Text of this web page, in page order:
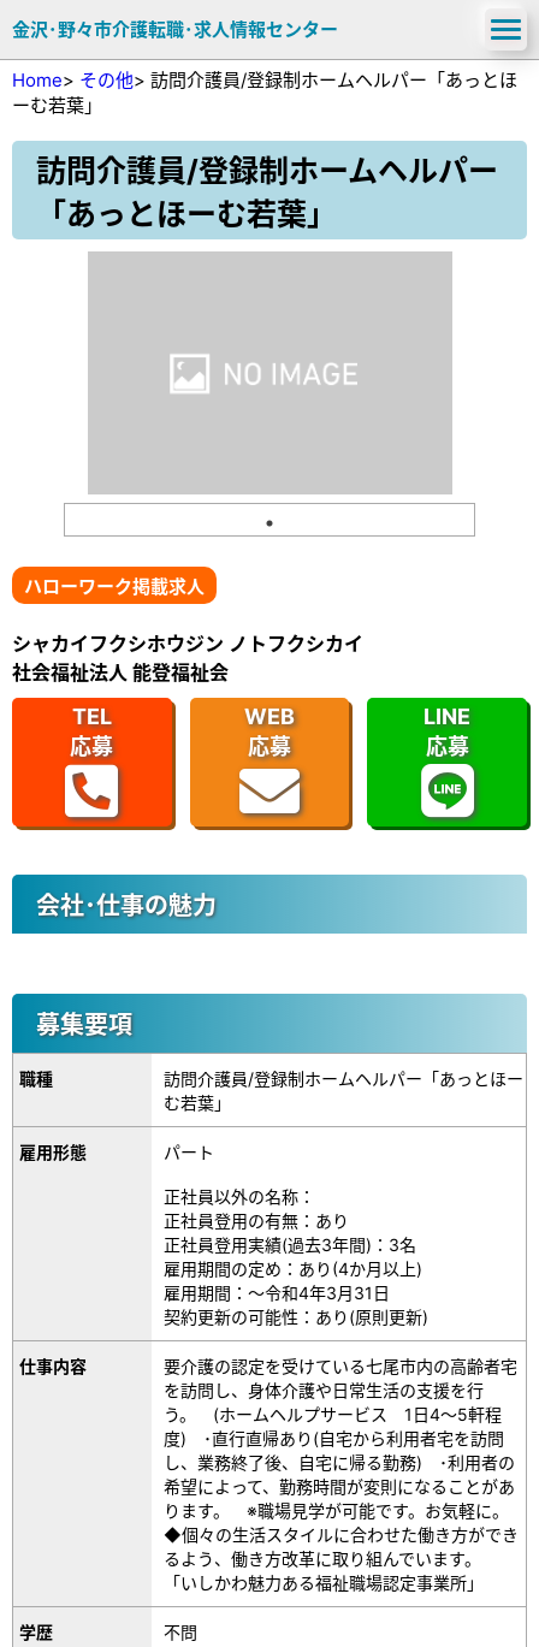
金沢･野々市介護転職･求人情報センター
Home> その他> 訪問介護員/登録制ホームヘルパー「あっとほ
ーむ若葉」
訪問介護員/登録制ホームヘルパー
「あっとほーむ若葉」
ハローワーク掲載求人
シャカイフクシホウジン ノトフクシカイ
社会福祉法人 能登福祉会
TEL
応募
WEB
応募
LINE
応募
会社･仕事の魅力
募集要項
職種
訪問介護員/登録制ホームヘルパー「あっとほー
む若葉」
雇用形態 パート
正社員以外の名称：
正社員登用の有無：あり
正社員登用実績(過去3年間)：3名
雇用期間の定め：あり(4か月以上)
雇用期間：～令和4年3月31日
契約更新の可能性：あり(原則更新)
仕事内容
要介護の認定を受けている七尾市内の高齢者宅
を訪問し、身体介護や日常生活の支援を行
う。 (ホームヘルプサービス 1日4～5軒程
度) ･直行直帰あり(自宅から利用者宅を訪問
し、業務終了後、自宅に帰る勤務) ･利用者の
希望によって、勤務時間が変則になることがあ
ります。 ※職場見学が可能です。お気軽に。
◆個々の生活スタイルに合わせた働き方ができ
るよう、働き方改革に取り組んでいます。
「いしかわ魅力ある福祉職場認定事業所」
学歴 不問